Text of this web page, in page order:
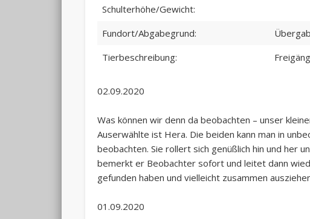
Schulterhöhe/Gewicht:
Fundort/Abgabegrund:
Tierbeschreibung:
02.09.2020
Was können wir denn da beobachten – unser
Auserwählte ist Hera. Die beiden kann man in
beobachten. Sie rollert sich genüßlich hin und her
bemerkt er Beobachter sofort und leitet dann
gefunden haben und vielleicht zusammen
01.09.2020